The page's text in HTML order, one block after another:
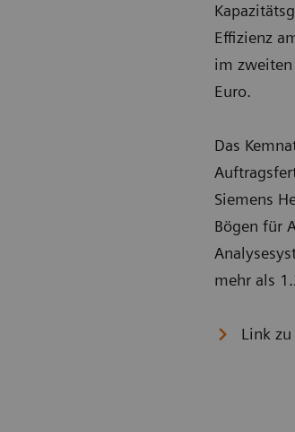
Effizienz
im
Euro.
Das
Siemens
Bögen für
mehr als
Link zu